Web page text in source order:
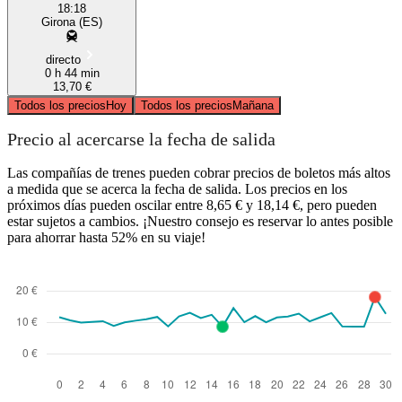
18:18
Girona (ES)
directo
0 h 44 min
13,70 €
Todos los preciosHoy Todos los preciosMañana
Precio al acercarse la fecha de salida
Las compañías de trenes pueden cobrar precios de boletos más altos
a medida que se acerca la fecha de salida. Los precios en los
próximos días pueden oscilar entre 8,65 € y 18,14 €, pero pueden
estar sujetos a cambios. ¡Nuestro consejo es reservar lo antes posible
para ahorrar hasta 52% en su viaje!